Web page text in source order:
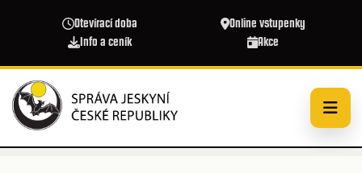
Otevírací doba
Online vstupenky
Info a ceník
Akce